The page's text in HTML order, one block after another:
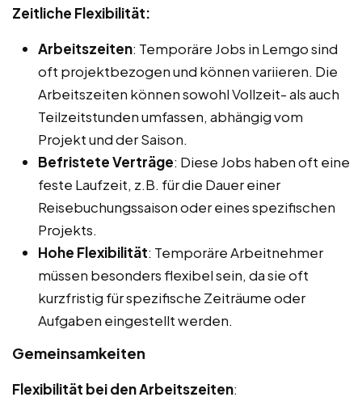
Zeitliche Flexibilität:
Arbeitszeiten: Temporäre Jobs in Lemgo sind
oft projektbezogen und können variieren. Die
Arbeitszeiten können sowohl Vollzeit- als auch
Teilzeitstunden umfassen, abhängig vom
Projekt und der Saison.
Befristete Verträge: Diese Jobs haben oft eine
feste Laufzeit, z.B. für die Dauer einer
Reisebuchungssaison oder eines spezifischen
Projekts.
Hohe Flexibilität: Temporäre Arbeitnehmer
müssen besonders flexibel sein, da sie oft
kurzfristig für spezifische Zeiträume oder
Aufgaben eingestellt werden.
Gemeinsamkeiten
Flexibilität bei den Arbeitszeiten: